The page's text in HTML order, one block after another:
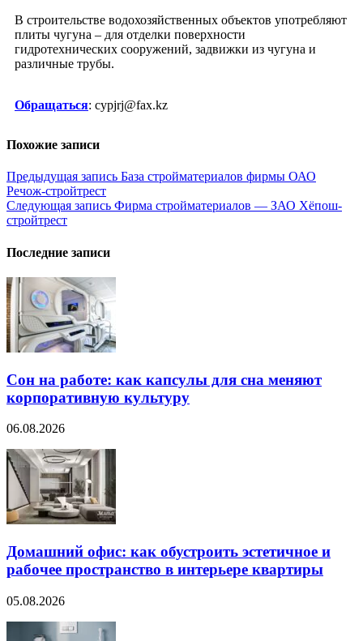
В строительстве водохозяйственных объектов употребляют
плиты чугуна – для отделки поверхности
гидротехнических сооружений, задвижки из чугуна и
различные трубы.
Обращаться: cypjrj@fax.kz
Похожие записи
Навигация
по
записям
Предыдущая запись База стройматериалов фирмы ОАО
Речож-стройтрест
Следующая запись Фирма стройматериалов — ЗАО Xёпош-
стройтрест
Последние записи
Сон на работе: как капсулы для сна меняют
корпоративную культуру
06.08.2026
Домашний офис: как обустроить эстетичное и
рабочее пространство в интерьере квартиры
05.08.2026